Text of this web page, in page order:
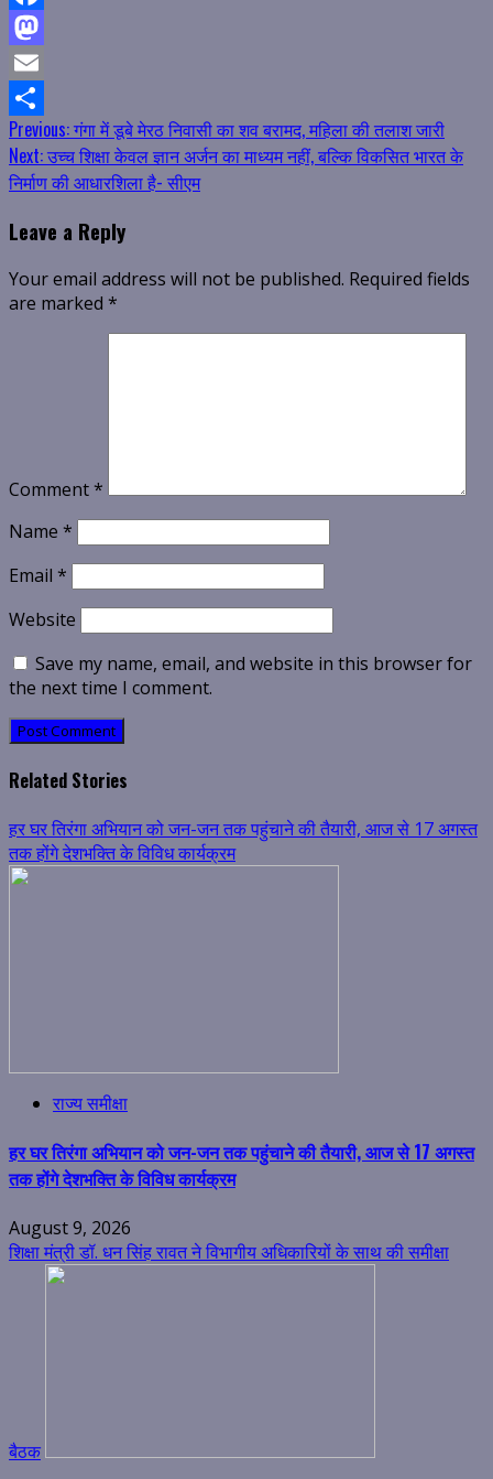
Facebook
Mastodon
Email
Share
Continue
Reading
Previous:गंगा में डूबे मेरठ निवासी का शव बरामद, महिला की तलाश जारी
Next:उच्च शिक्षा केवल ज्ञान अर्जन का माध्यम नहीं, बल्कि विकसित भारत के
निर्माण की आधारशिला है- सीएम
Leave a Reply
Your email address will not be published. Required fields
are marked *
Comment*
Name *
Email *
Website
Save my name, email, and website in this browser for
the next time I comment.
Related Stories
हर घर तिरंगा अभियान को जन-जन तक पहुंचाने की तैयारी, आज से 17 अगस्त
तक होंगे देशभक्ति के विविध कार्यक्रम
राज्य समीक्षा
हर घर तिरंगा अभियान को जन-जन तक पहुंचाने की तैयारी, आज से 17 अगस्त
तक होंगे देशभक्ति के विविध कार्यक्रम
August 9, 2026
शिक्षा मंत्री डॉ. धन सिंह रावत ने विभागीय अधिकारियों के साथ की समीक्षा
बैठक